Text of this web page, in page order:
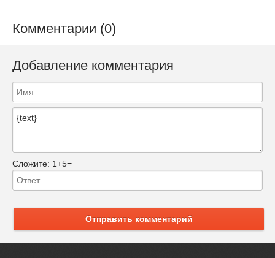
Комментарии (0)
Добавление комментария
Сложите: 1+5=
Отправить комментарий